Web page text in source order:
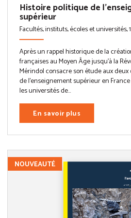
Histoire politique de
supérieur
Facultés, instituts, écoles et universités,
Après un rappel historique de la
françaises au Moyen Âge jusqu’à la
Mérindol consacre son étude aux
de l’enseignement supérieur en
les universités de...
En savoir plus
NOUVEAUTÉ